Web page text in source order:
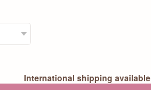
International shipping available